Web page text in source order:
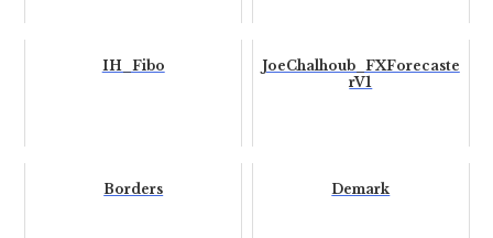
IH_Fibo
JoeChalhoub_FXForecaste
rV1
Borders Demark